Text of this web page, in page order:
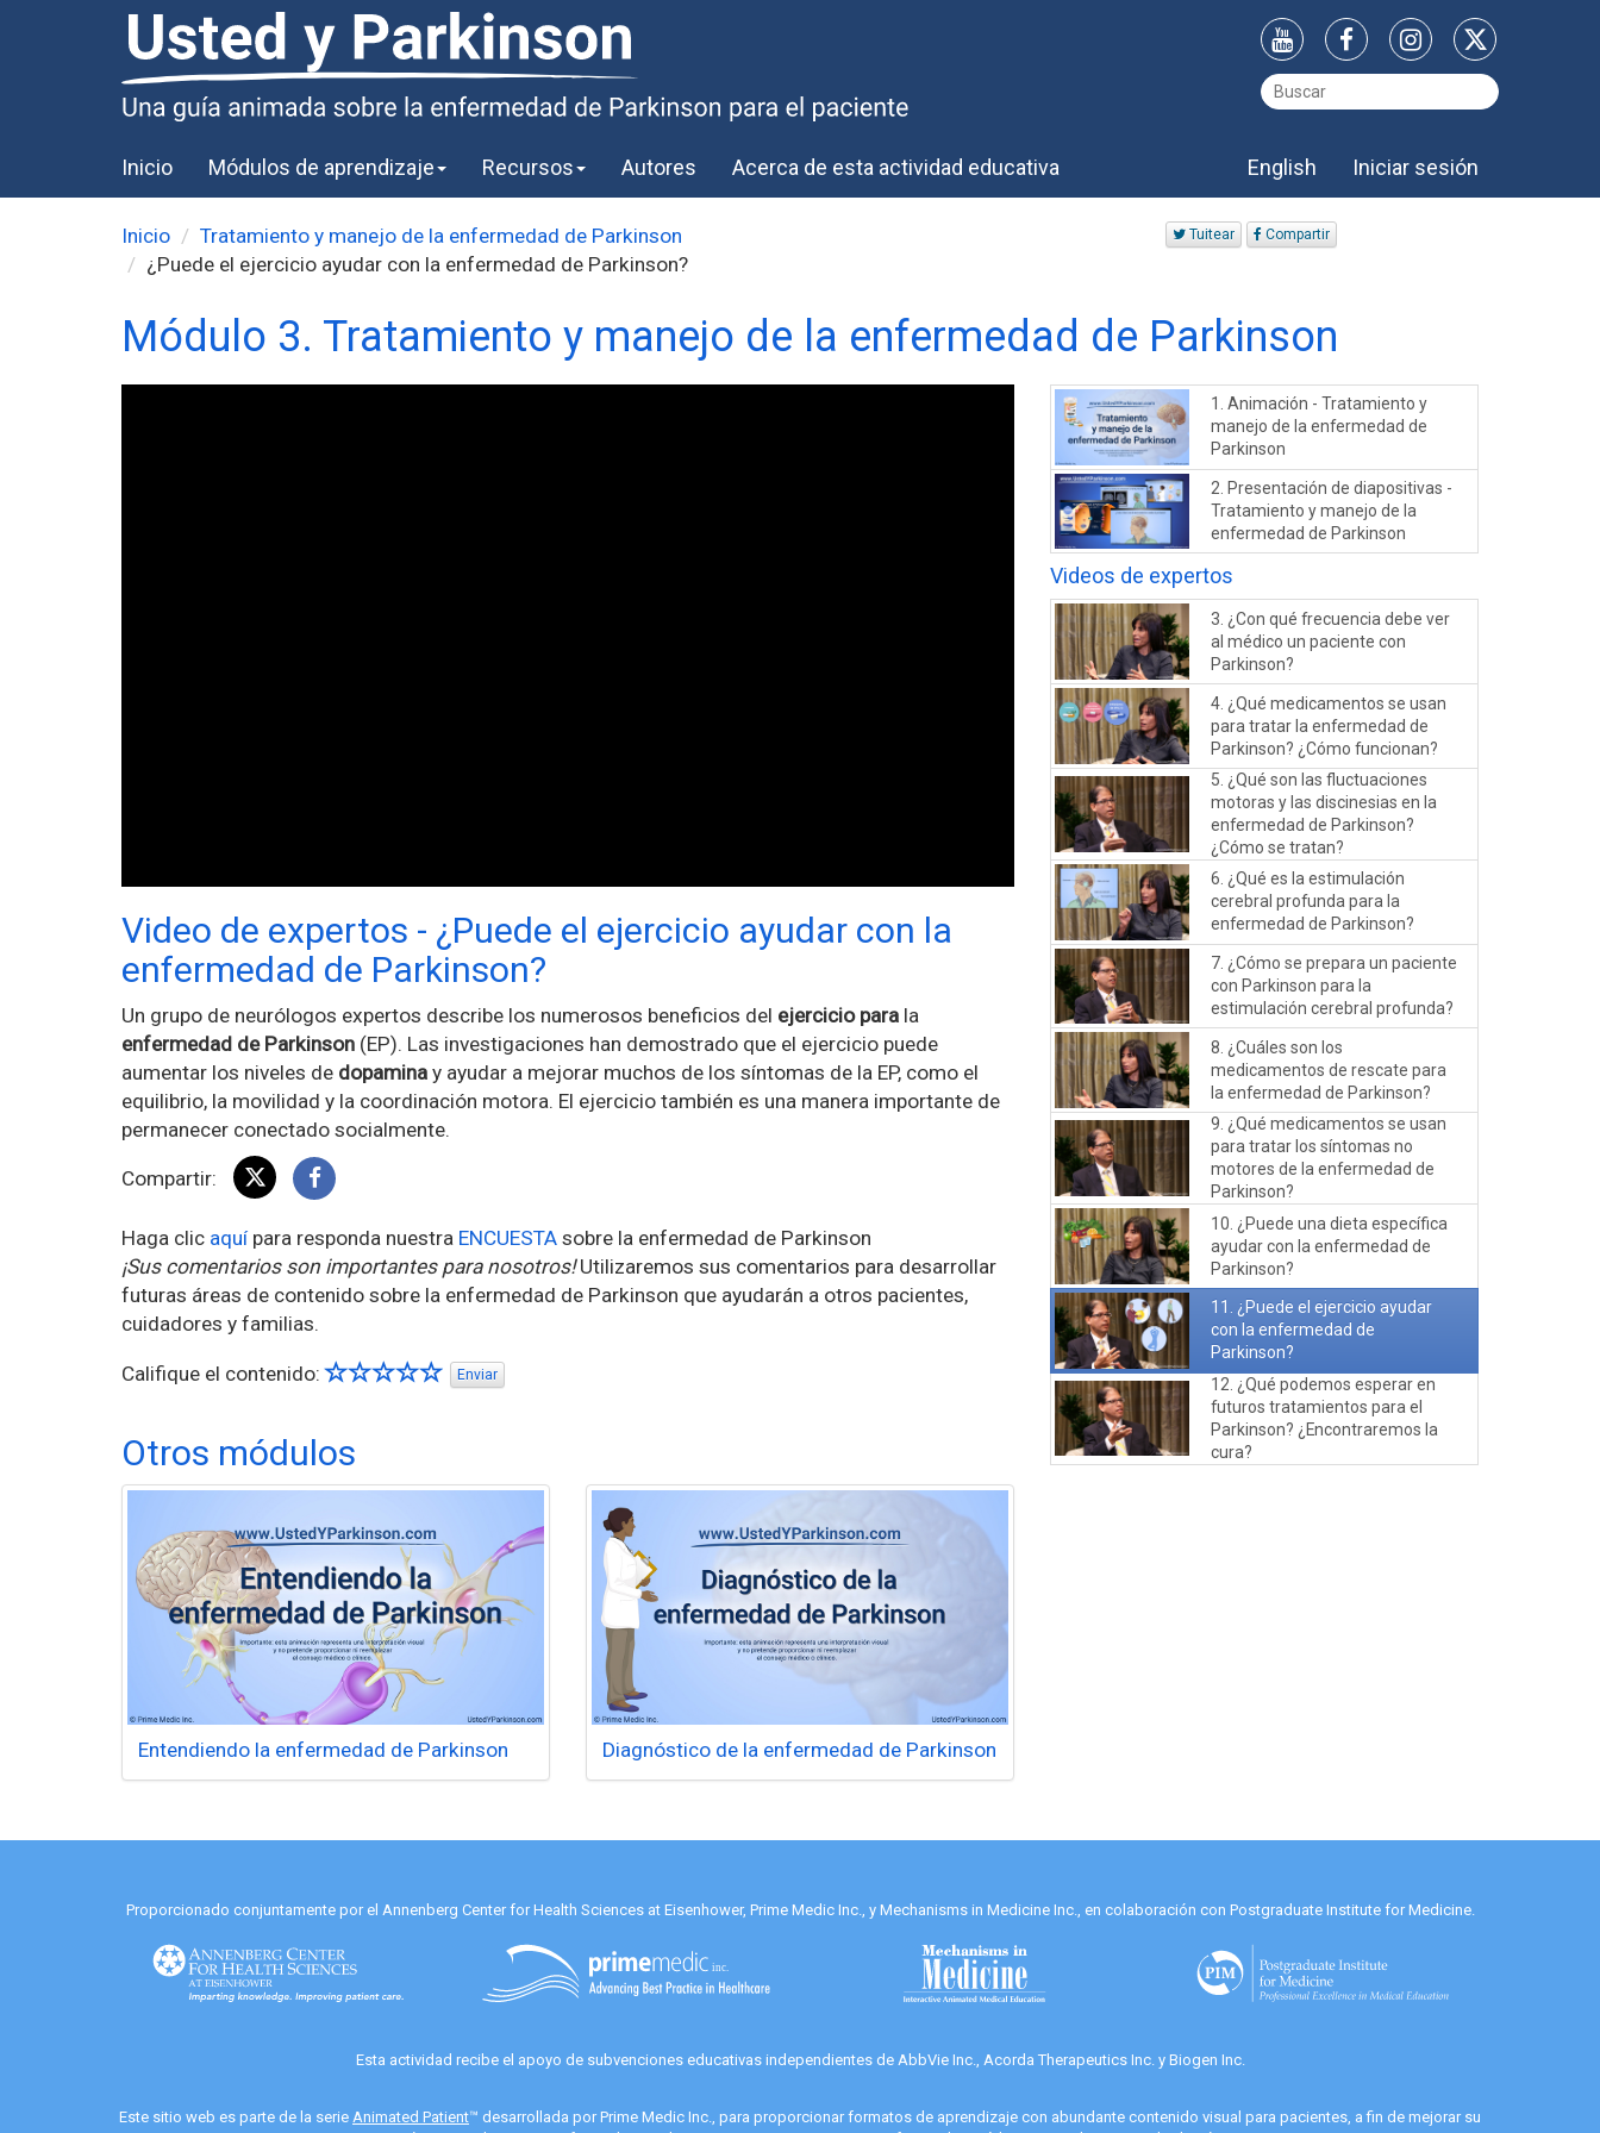
Inicio Módulos de aprendizaje Recursos Autores Acerca de esta actividad educativa English Iniciar sesión
Inicio
Tratamiento y manejo de la enfermedad de Parkinson
¿Puede el ejercicio ayudar con la enfermedad de Parkinson?
Tuitear Compartir
Módulo 3. Tratamiento y manejo de la enfermedad de Parkinson
Video de expertos - ¿Puede el ejercicio ayudar con la
enfermedad de Parkinson?
Un grupo de neurólogos expertos describe los numerosos beneficios del ejercicio para la
enfermedad de Parkinson (EP). Las investigaciones han demostrado que el ejercicio puede
aumentar los niveles de dopamina y ayudar a mejorar muchos de los síntomas de la EP, como el
equilibrio, la movilidad y la coordinación motora. El ejercicio también es una manera importante de
permanecer conectado socialmente.
Compartir:
Haga clic aquí para responda nuestra ENCUESTA sobre la enfermedad de Parkinson
¡Sus comentarios son importantes para nosotros!Utilizaremos sus comentarios para desarrollar
futuras áreas de contenido sobre la enfermedad de Parkinson que ayudarán a otros pacientes,
cuidadores y familias.
Califique el contenido: Enviar
Otros módulos
Entendiendo la enfermedad de Parkinson Diagnóstico de la enfermedad de Parkinson
1. Animación - Tratamiento y
manejo de la enfermedad de
Parkinson
2. Presentación de diapositivas -
Tratamiento y manejo de la
enfermedad de Parkinson
Videos de expertos
3. ¿Con qué frecuencia debe ver
al médico un paciente con
Parkinson?
4. ¿Qué medicamentos se usan
para tratar la enfermedad de
Parkinson? ¿Cómo funcionan?
5. ¿Qué son las fluctuaciones
motoras y las discinesias en la
enfermedad de Parkinson?
¿Cómo se tratan?
6. ¿Qué es la estimulación
cerebral profunda para la
enfermedad de Parkinson?
7. ¿Cómo se prepara un paciente
con Parkinson para la
estimulación cerebral profunda?
8. ¿Cuáles son los
medicamentos de rescate para
la enfermedad de Parkinson?
9. ¿Qué medicamentos se usan
para tratar los síntomas no
motores de la enfermedad de
Parkinson?
10. ¿Puede una dieta específica
ayudar con la enfermedad de
Parkinson?
11. ¿Puede el ejercicio ayudar
con la enfermedad de
Parkinson?
12. ¿Qué podemos esperar en
futuros tratamientos para el
Parkinson? ¿Encontraremos la
cura?
Proporcionado conjuntamente por el Annenberg Center for Health Sciences at Eisenhower, Prime Medic Inc., y Mechanisms in Medicine Inc., en colaboración con Postgraduate Institute for Medicine.
Esta actividad recibe el apoyo de subvenciones educativas independientes de AbbVie Inc., Acorda Therapeutics Inc. y Biogen Inc.
Este sitio web es parte de la serie Animated Patient™ desarrollada por Prime Medic Inc., para proporcionar formatos de aprendizaje con abundante contenido visual para pacientes, a fin de mejorar su